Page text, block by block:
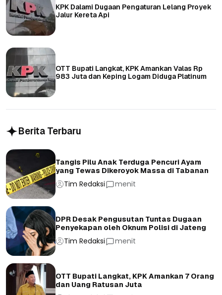
KPK Dalami Dugaan Pengaturan Lelang Proyek
Jalur Kereta Api
OTT Bupati Langkat, KPK Amankan Valas Rp
983 Juta dan Keping Logam Diduga Platinum
Berita Terbaru
Tangis Pilu Anak Terduga Pencuri Ayam
yang Tewas Dikeroyok Massa di Tabanan
Tim Redaksi menit
DPR Desak Pengusutan Tuntas Dugaan
Penyekapan oleh Oknum Polisi di Jateng
Tim Redaksi menit
OTT Bupati Langkat, KPK Amankan 7 Orang
dan Uang Ratusan Juta